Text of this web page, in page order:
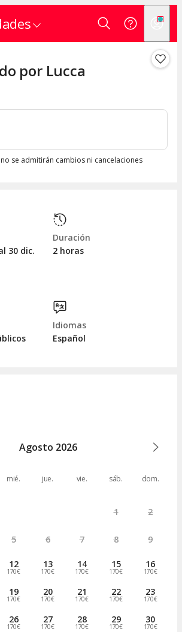
por Lucca
se admitirán cambios ni cancelaciones
30 dic.
Duración
2 horas
Idiomas
Español
Agosto 2026
mié. jue. vie. sáb. dom.
1 2
5 6 7 8 9
12
170€
13
170€
14
170€
15
170€
16
170€
19
170€
20
170€
21
170€
22
170€
23
170€
26
170€
27
170€
28
170€
29
170€
30
170€